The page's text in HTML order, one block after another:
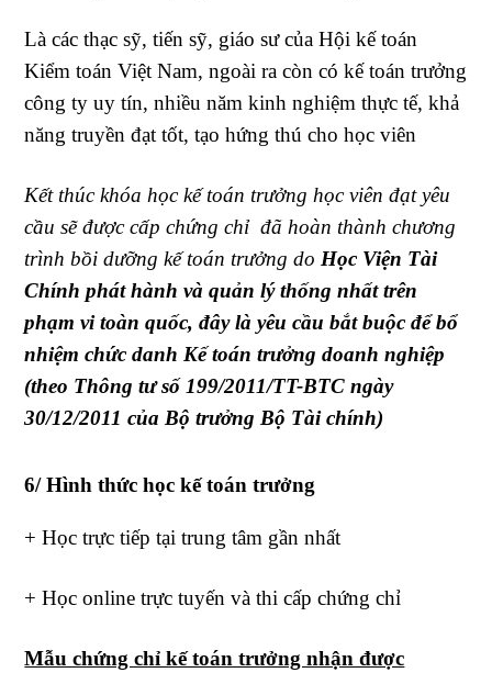
Là các thạc sỹ, tiến sỹ, giáo sư của Hội kế toán
Kiểm toán Việt Nam, ngoài ra còn có kế toán trưởng
công ty uy tín, nhiều năm kinh nghiệm thực tế, khả
năng truyền đạt tốt, tạo hứng thú cho học viên
Kết thúc khóa học kế toán trưởng học viên đạt yêu
cầu sẽ được cấp chứng chỉ đã hoàn thành chương
trình bồi dưỡng kế toán trưởng do Học Viện Tài
Chính phát hành và quản lý thống nhất trên
phạm vi toàn quốc, đây là yêu cầu bắt buộc để bổ
nhiệm chức danh Kế toán trưởng doanh nghiệp
(theo Thông tư số 199/2011/TT-BTC ngày
30/12/2011 của Bộ trưởng Bộ Tài chính)
6/ Hình thức học kế toán trưởng
+ Học trực tiếp tại trung tâm gần nhất
+ Học online trực tuyến và thi cấp chứng chỉ
Mẫu chứng chỉ kế toán trưởng nhận được